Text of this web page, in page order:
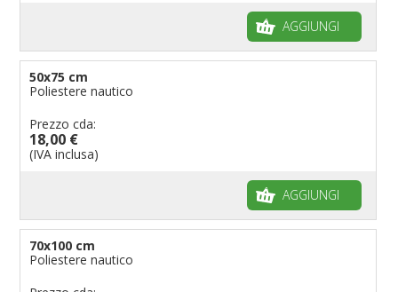
AGGIUNGI
50x75 cm
Poliestere nautico
Prezzo cda:
18,00 €
(IVA inclusa)
AGGIUNGI
70x100 cm
Poliestere nautico